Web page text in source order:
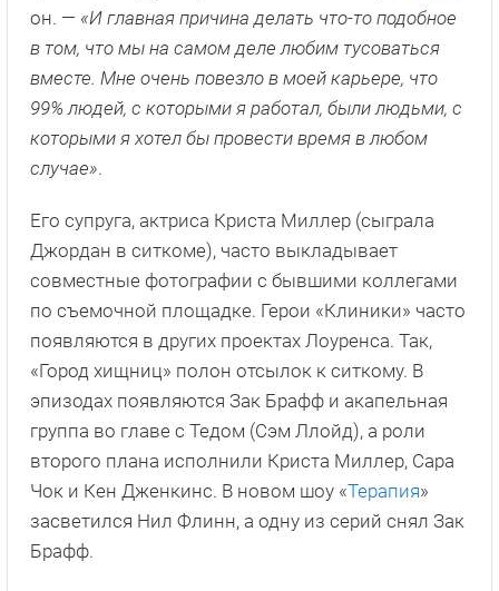
он. — «И главная причина делать что-то подобное
в том, что мы на самом деле любим тусоваться
вместе. Мне очень повезло в моей карьере, что
99% людей, с которыми я работал, были людьми, с
которыми я хотел бы провести время в любом
случае».
Его супруга, актриса Криста Миллер (сыграла
Джордан в ситкоме), часто выкладывает
совместные фотографии с бывшими коллегами
по съемочной площадке. Герои «Клиники» часто
появляются в других проектах Лоуренса. Так,
«Город хищниц» полон отсылок к ситкому. В
эпизодах появляются Зак Брафф и акапельная
группа во главе с Тедом (Сэм Ллойд), а роли
второго плана исполнили Криста Миллер, Сара
Чок и Кен Дженкинс. В новом шоу «Терапия»
засветился Нил Флинн, а одну из серий снял Зак
Брафф.